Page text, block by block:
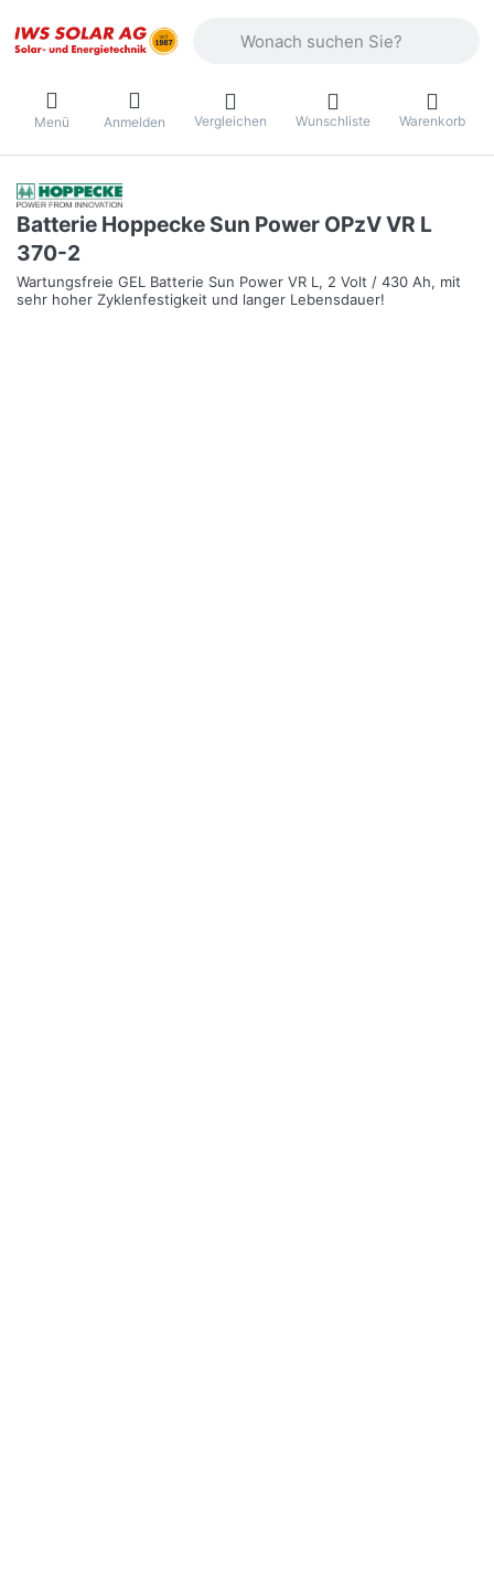
Menü Anmelden Vergleichen Wunschliste Warenkorb
Batterie Hoppecke Sun Power OPzV VR L
370-2
Wartungsfreie GEL Batterie Sun Power VR L, 2 Volt / 430 Ah, mit
sehr hoher Zyklenfestigkeit und langer Lebensdauer!